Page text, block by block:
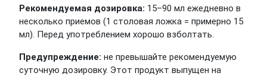
Рекомендуемая дозировка: 15–90 мл ежедневно в
несколько приемов (1 столовая ложка = примерно 15
мл). Перед употреблением хорошо взболтать.
Предупреждение: не превышайте рекомендуемую
суточную дозировку. Этот продукт выпущен на